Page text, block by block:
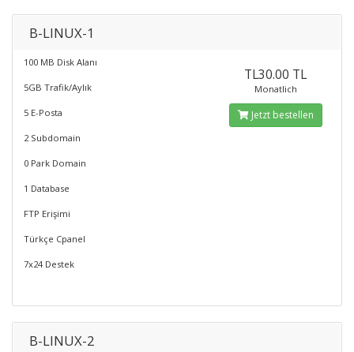
B-LINUX-1
100 MB Disk Alanı
5GB Trafik/Aylık
5 E-Posta
2 Subdomain
0 Park Domain
1 Database
FTP Erişimi
Türkçe Cpanel
7x24 Destek
TL30.00 TL
Monatlich
Jetzt bestellen
B-LINUX-2